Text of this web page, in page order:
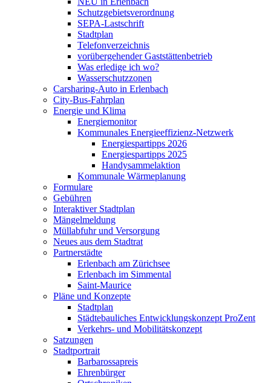
Schutzgebietsverordnung
SEPA-Lastschrift
Stadtplan
Telefonverzeichnis
vorübergehender Gaststättenbetrieb
Was erledige ich wo?
Wasserschutzzonen
Carsharing-Auto in Erlenbach
City-Bus-Fahrplan
Energie und Klima
Energiemonitor
Kommunales Energieeffizienz-Netzwerk
Energiespartipps 2026
Energiespartipps 2025
Handysammelaktion
Kommunale Wärmeplanung
Formulare
Gebühren
Interaktiver Stadtplan
Mängelmeldung
Müllabfuhr und Versorgung
Neues aus dem Stadtrat
Partnerstädte
Erlenbach am Zürichsee
Erlenbach im Simmental
Saint-Maurice
Pläne und Konzepte
Stadtplan
Städtebauliches Entwicklungskonzept ProZent
Verkehrs- und Mobilitätskonzept
Satzungen
Stadtportrait
Barbarossapreis
Ehrenbürger